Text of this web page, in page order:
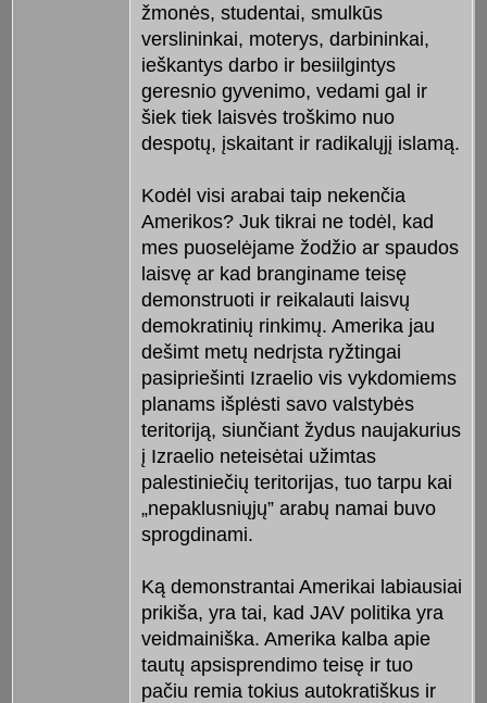
žmonės, studentai, smulkūs
verslininkai, moterys, darbininkai,
ieškantys darbo ir besiilgintys
geresnio gyvenimo, vedami gal ir
šiek tiek laisvės troškimo nuo
despotų, įskaitant ir radikalųjį islamą.
Kodėl visi arabai taip nekenčia
Amerikos? Juk tikrai ne todėl, kad
mes puoselėjame žodžio ar spaudos
laisvę ar kad branginame teisę
demonstruoti ir reikalauti laisvų
demokratinių rinkimų. Amerika jau
dešimt metų nedrįsta ryžtingai
pasipriešinti Izraelio vis vykdomiems
planams išplėsti savo valstybės
teritoriją, siunčiant žydus naujakurius
į Izraelio neteisėtai užimtas
palestiniečių teritorijas, tuo tarpu kai
„nepaklusniųjų” arabų namai buvo
sprogdinami.
Ką demonstrantai Amerikai labiausiai
prikiša, yra tai, kad JAV politika yra
veidmainiška. Amerika kalba apie
tautų apsisprendimo teisę ir tuo
pačiu remia tokius autokratiškus ir